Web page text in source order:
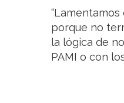
porque no
la lógica de
PAMI o con